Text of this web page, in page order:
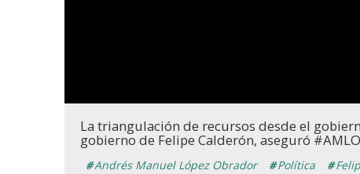
La triangulación de recursos desde el
gobierno de Felipe Calderón, aseguró
Andrés Manuel López Obrador Política